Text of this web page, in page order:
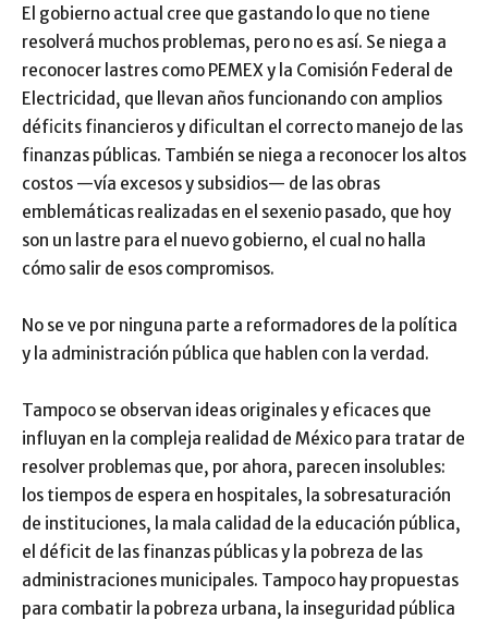
El gobierno actual cree que gastando lo que no tiene
resolverá muchos problemas, pero no es así. Se niega a
reconocer lastres como PEMEX y la Comisión Federal de
Electricidad, que llevan años funcionando con amplios
déficits financieros y dificultan el correcto manejo de las
finanzas públicas. También se niega a reconocer los altos
costos —vía excesos y subsidios— de las obras
emblemáticas realizadas en el sexenio pasado, que hoy
son un lastre para el nuevo gobierno, el cual no halla
cómo salir de esos compromisos.
No se ve por ninguna parte a reformadores de la política
y la administración pública que hablen con la verdad.
Tampoco se observan ideas originales y eficaces que
influyan en la compleja realidad de México para tratar de
resolver problemas que, por ahora, parecen insolubles:
los tiempos de espera en hospitales, la sobresaturación
de instituciones, la mala calidad de la educación pública,
el déficit de las finanzas públicas y la pobreza de las
administraciones municipales. Tampoco hay propuestas
para combatir la pobreza urbana, la inseguridad pública